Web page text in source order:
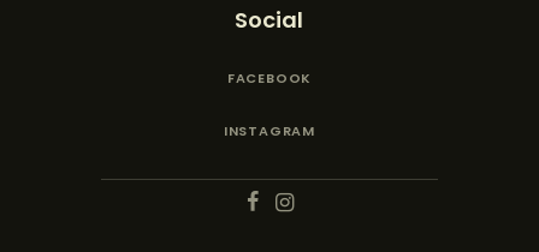
Social
FACEBOOK
INSTAGRAM